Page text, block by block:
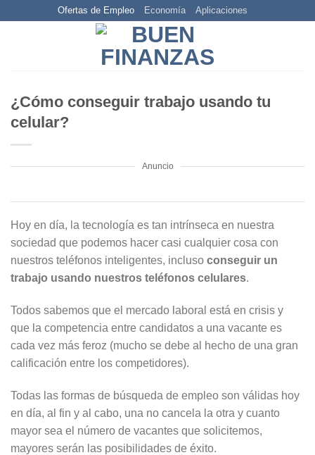
Ofertas de Empleo Economía Aplicaciones
¿Cómo conseguir trabajo usando tu
celular?
Anuncio
Hoy en día, la tecnología es tan intrínseca en nuestra
sociedad que podemos hacer casi cualquier cosa con
nuestros teléfonos inteligentes, incluso conseguir un
trabajo usando nuestros teléfonos celulares.
Todos sabemos que el mercado laboral está en crisis y
que la competencia entre candidatos a una vacante es
cada vez más feroz (mucho se debe al hecho de una gran
calificación entre los competidores).
Todas las formas de búsqueda de empleo son válidas hoy
en día, al fin y al cabo, una no cancela la otra y cuanto
mayor sea el número de vacantes que solicitemos,
mayores serán las posibilidades de éxito.